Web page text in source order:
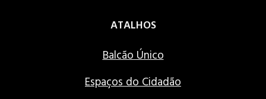
ATALHOS
Balcão Único
Espaços do Cidadão